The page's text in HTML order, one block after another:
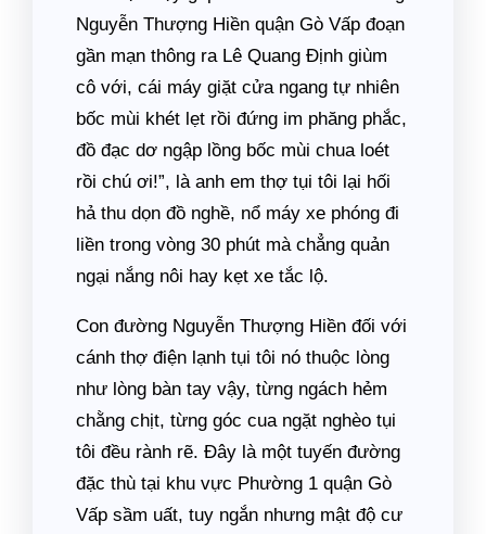
Nguyễn Thượng Hiền quận Gò Vấp đoạn
gần mạn thông ra Lê Quang Định giùm
cô với, cái máy giặt cửa ngang tự nhiên
bốc mùi khét lẹt rồi đứng im phăng phắc,
đồ đạc dơ ngập lồng bốc mùi chua loét
rồi chú ơi!”, là anh em thợ tụi tôi lại hối
hả thu dọn đồ nghề, nổ máy xe phóng đi
liền trong vòng 30 phút mà chẳng quản
ngại nắng nôi hay kẹt xe tắc lộ.
Con đường Nguyễn Thượng Hiền đối với
cánh thợ điện lạnh tụi tôi nó thuộc lòng
như lòng bàn tay vậy, từng ngách hẻm
chằng chịt, từng góc cua ngặt nghèo tụi
tôi đều rành rẽ. Đây là một tuyến đường
đặc thù tại khu vực Phường 1 quận Gò
Vấp sầm uất, tuy ngắn nhưng mật độ cư